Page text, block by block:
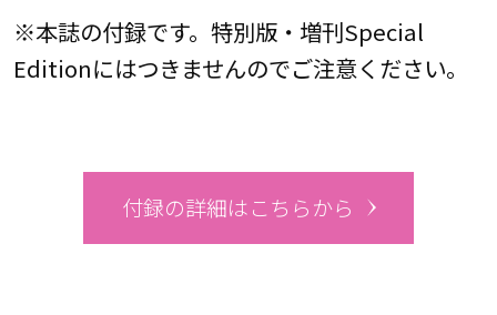
※本誌の付録です。特別版・増刊Special
Editionにはつきませんのでご注意ください。
付録の詳細はこちらから